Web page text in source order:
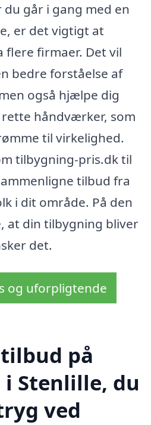
går i gang med en
er det vigtigt at
firmaer. Det vil
bedre forståelse af
også hjælpe dig
håndværker, som
til virkelighed.
tilbygning-pris.dk til
tilbud fra
i dit område. På den
at din tilbygning bliver
det.
og uforpligtende
på
Stenlille, du
ved